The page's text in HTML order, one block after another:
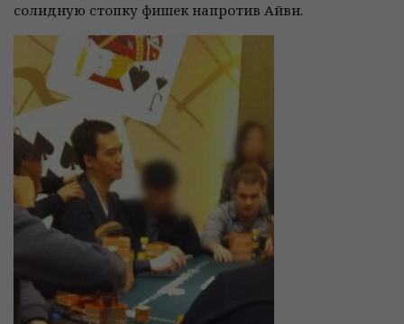
солидную стопку фишек напротив Айви.